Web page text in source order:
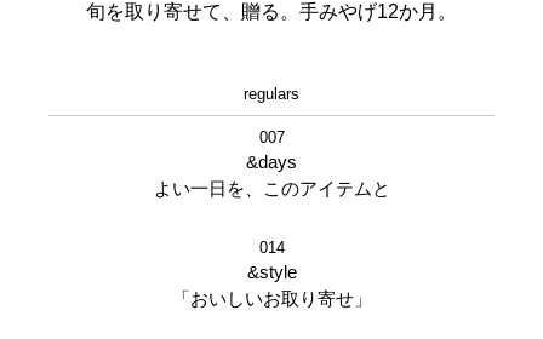
旬を取り寄せて、贈る。手みやげ12か月。
regulars
007
&days
よい一日を、このアイテムと
014
&style
「おいしいお取り寄せ」